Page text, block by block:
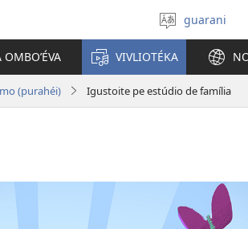
Eiporavo
peteĩ
idióma
guarani
VIVLIOTÉKA
(purahéi) Igustoite pe estúdio de família